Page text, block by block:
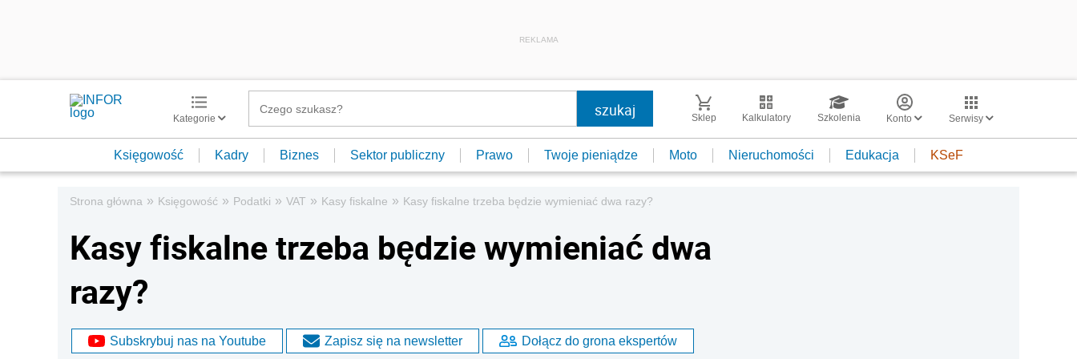
REKLAMA
Kategorie Sklep Kalkulatory Szkolenia Konto Serwisy
Księgowość Kadry Biznes Sektor publiczny Prawo Twoje pieniądze Moto Nieruchomości Edukacja KSeF
Strona główna » Księgowość » Podatki » VAT » Kasy fiskalne » Kasy fiskalne trzeba będzie wymieniać dwa razy?
Kasy fiskalne trzeba będzie wymieniać dwa
razy?
Subskrybuj nas na Youtube Zapisz się na newsletter Dołącz do grona ekspertów